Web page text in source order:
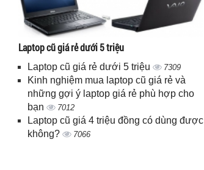
Laptop cũ giá rẻ dưới 5 triệu
Laptop cũ giá rẻ dưới 5 triệu 7309
Kinh nghiệm mua laptop cũ giá rẻ và
những gợi ý laptop giá rẻ phù hợp cho
bạn
7012
Laptop cũ giá 4 triệu đồng có dùng được
không?
7066